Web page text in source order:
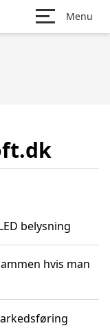
Menu
belysning
hvis man